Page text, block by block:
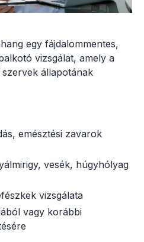
egy fájdalommentes,
vizsgálat, amely a
szervek állapotának
emésztési zavarok
vesék, húgyhólyag
vizsgálata
vagy korábbi